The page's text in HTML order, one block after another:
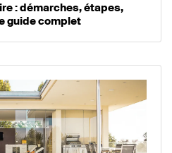
: démarches, étapes,
guide complet